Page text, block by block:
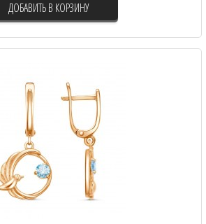
ДОБАВИТЬ В КОРЗИНУ